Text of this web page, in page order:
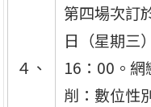
４、
第四場次訂
日（星期三
16：00。網
削：數位性